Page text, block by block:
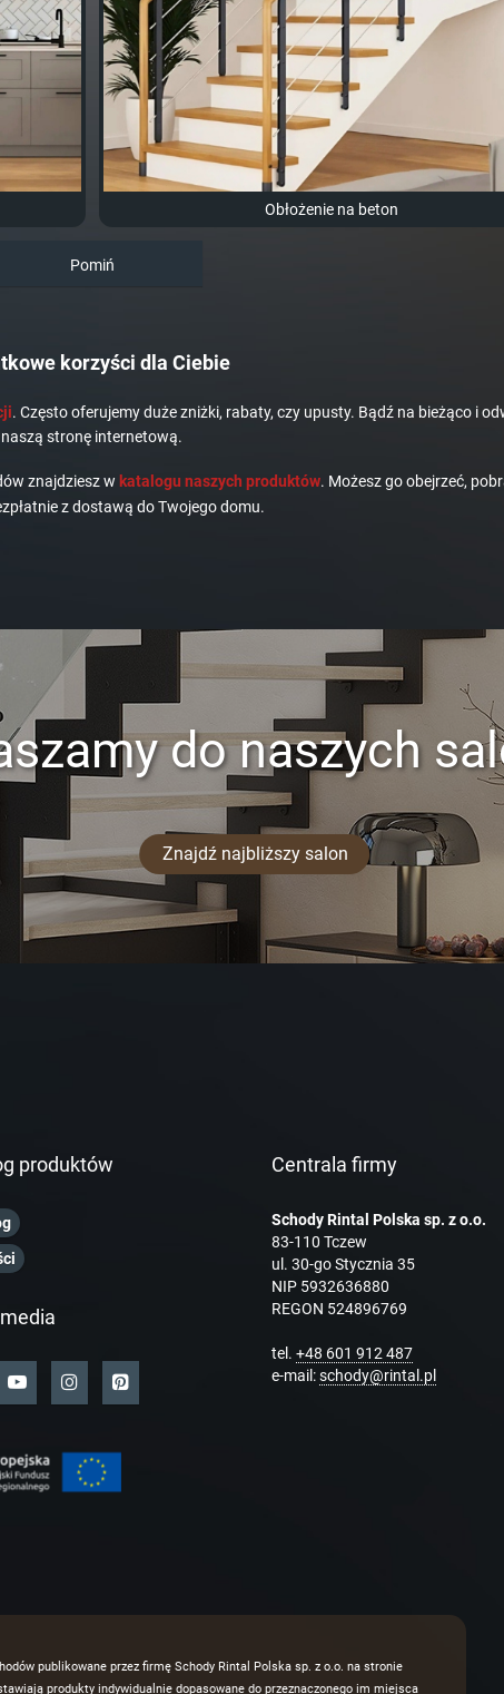
Obłożenie na beton
Pomiń
korzyści dla Ciebie
. Często oferujemy duże zniżki, rabaty, czy upusty. Bądź na bieżąco i
naszą stronę internetową.
znajdziesz w katalogu naszych produktów. Możesz go obejrzeć,
z dostawą do Twojego domu.
do naszych
Znajdź najbliższy salon
produktów Centrala firmy
Schody Rintal Polska sp. z o.o.
83-110 Tczew
ul. 30-go Stycznia 35
NIP 5932636880
REGON 524896769
tel. +48 601 912 487
e-mail:schody@rintal.pl
publikowane przez firmę Schody Rintal Polska sp. z o.o. na stronie
produkty indywidualnie dopasowane do przeznaczonego im miejsca